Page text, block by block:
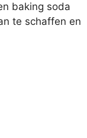
baking soda
te schaffen en